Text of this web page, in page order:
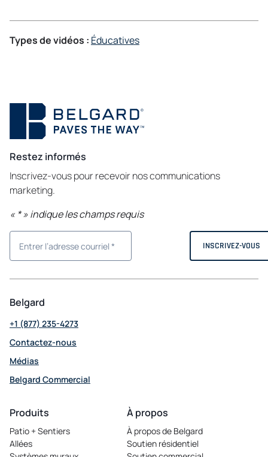
Types de vidéos : Éducatives
Restez informés
Inscrivez-vous pour recevoir nos communications
marketing.
« *» indique les champs requis
Belgard
+1 (877) 235-4273
Contactez-nous
Médias
Belgard Commercial
in
new
tab
Produits
Patio + Sentiers
Allées
À propos
À propos de Belgard
Soutien résidentiel